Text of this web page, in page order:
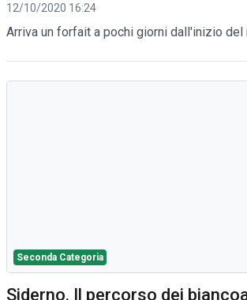
12/10/2020 16:24
Arriva un forfait a pochi giorni dall'inizio del
Seconda Categoria
Siderno. Il percorso dei